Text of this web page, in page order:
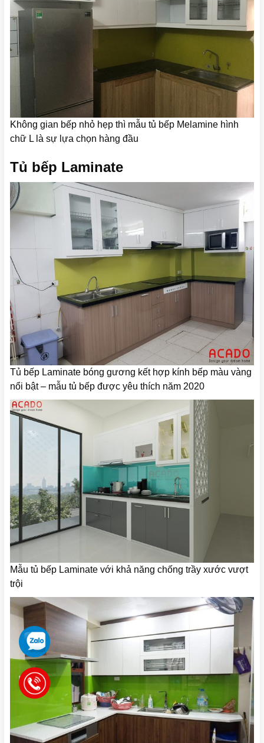
Không gian bếp nhỏ hẹp thì mẫu tủ bếp Melamine hình
chữ L là sự lựa chọn hàng đầu
Tủ bếp Laminate
Tủ bếp Laminate bóng gương kết hợp kính bếp màu vàng
nổi bật – mẫu tủ bếp được yêu thích năm 2020
Mẫu tủ bếp Laminate với khả năng chống trầy xước vượt
trội